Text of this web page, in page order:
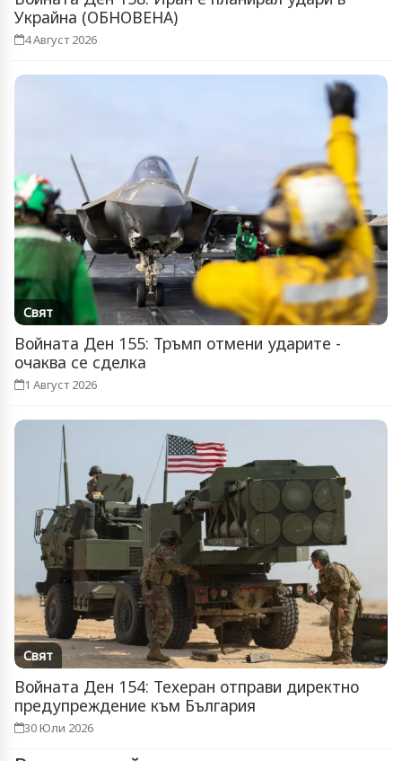
Украйна (ОБНОВЕНА)
4 Август 2026
Свят
Войната Ден 155: Тръмп отмени ударите -
очаква се сделка
1 Август 2026
Свят
Войната Ден 154: Техеран отправи директно
предупреждение към България
30 Юли 2026